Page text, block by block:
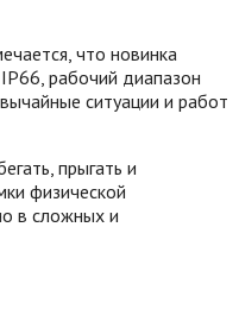
что новинка
рабочий диапазон
ситуации и работ
прыгать и
физической
в сложных и